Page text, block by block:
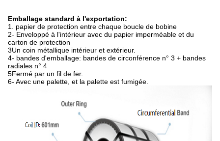
Emballage standard à l'exportation:
1. papier de protection entre chaque boucle de bobine
2- Enveloppé à l'intérieur avec du papier imperméable et du
carton de protection
3Un coin métallique intérieur et extérieur.
4- bandes d'emballage: bandes de circonférence n° 3 + bandes
radiales n° 4
5Fermé par un fil de fer.
6- Avec une palette, et la palette est fumigée.